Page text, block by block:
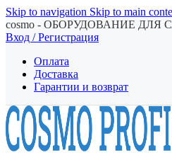
Skip to navigation Skip to main
cosmo - ОБОРУДОВАНИЕ
Вход / Регистрация
Оплата
Доставка
Гарантии и возврат